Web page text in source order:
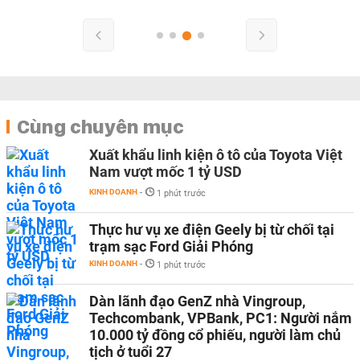
Cùng chuyên mục
Xuất khẩu linh kiện ô tô của Toyota Việt
Nam vượt mốc 1 tỷ USD
KINH DOANH - 1 phút trước
Thực hư vụ xe điện Geely bị từ chối tại
trạm sạc Ford Giải Phóng
KINH DOANH - 1 phút trước
Dàn lãnh đạo GenZ nhà Vingroup,
Techcombank, VPBank, PC1: Người nắm
10.000 tỷ đồng cổ phiếu, người làm chủ
tịch ở tuổi 27